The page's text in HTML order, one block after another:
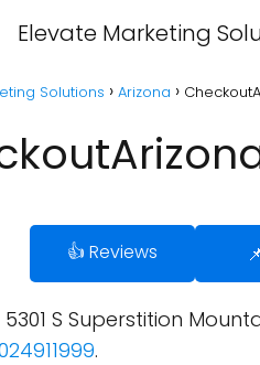
Elevate Marketing
Solutions Arizona
👍 Reviews
5301 S Superstition
.